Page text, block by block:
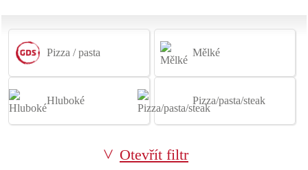
Pizza / pasta Mělké
Hluboké Pizza/pasta/steak
Otevřít filtr